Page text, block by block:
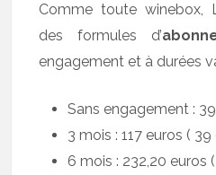
Comme toute winebox,
des formules d’
engagement et à durées
Sans engagement :
3 mois : 117 euros (
6 mois : 232,20 euros